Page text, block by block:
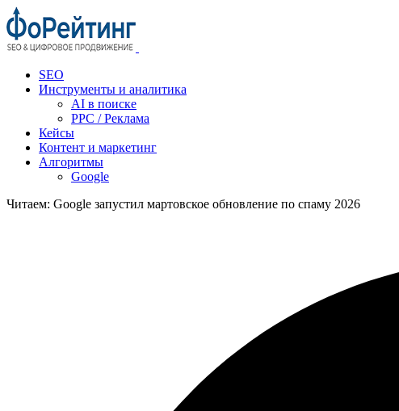
SEO
Инструменты и аналитика
AI в поиске
PPC / Реклама
Кейсы
Контент и маркетинг
Алгоритмы
Google
Читаем: Google запустил мартовское обновление по спаму 2026